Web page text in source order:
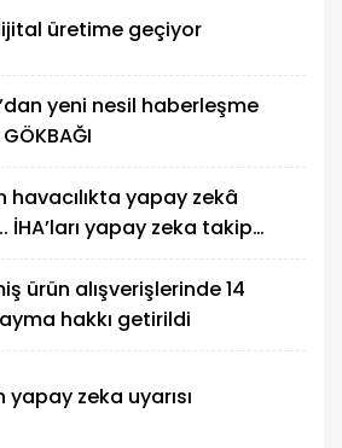
üretime geçiyor
yeni nesil haberleşme
havacılıkta yapay zekâ
İHA’ları yapay zeka takip
ürün alışverişlerinde 14
hakkı getirildi
zeka uyarısı